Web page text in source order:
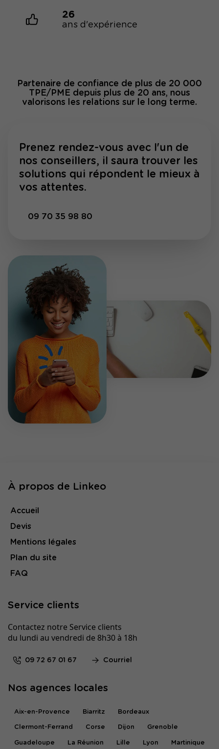
26
ans d'expérience
Partenaire de confiance de plus de 20 000
TPE/PME depuis plus de 20 ans, nous
valorisons les relations sur le long terme.
Prenez rendez-vous avec l'un de
nos conseillers, il saura trouver les
solutions qui répondent le mieux à
vos attentes.
09 70 35 98 80
À propos de Linkeo
Accueil
Devis
Mentions légales
Plan du site
FAQ
Service clients
Contactez notre Service clients
du lundi au vendredi de 8h30 à 18h
09 72 67 01 67 Courriel
Nos agences locales
Aix-en-Provence Biarritz Bordeaux
Clermont-Ferrand Corse Dijon Grenoble
Guadeloupe La Réunion Lille Lyon Martinique